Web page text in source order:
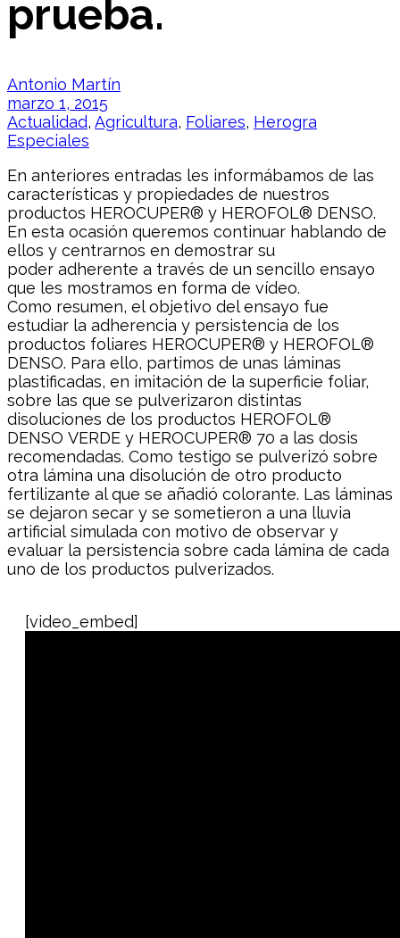
prueba.
Antonio Martín
marzo 1, 2015
Actualidad, Agricultura, Foliares, Herogra
Especiales
En anteriores entradas les informábamos de las
características y propiedades de nuestros
productos HEROCUPER® y HEROFOL® DENSO.
En esta ocasión queremos continuar hablando de
ellos y centrarnos en demostrar su
poder adherente a través de un sencillo ensayo
que les mostramos en forma de vídeo.
Como resumen, el objetivo del ensayo fue
estudiar la adherencia y persistencia de los
productos foliares HEROCUPER® y HEROFOL®
DENSO. Para ello, partimos de unas láminas
plastificadas, en imitación de la superficie foliar,
sobre las que se pulverizaron distintas
disoluciones de los productos HEROFOL®
DENSO VERDE y HEROCUPER® 70 a las dosis
recomendadas. Como testigo se pulverizó sobre
otra lámina una disolución de otro producto
fertilizante al que se añadió colorante. Las láminas
se dejaron secar y se sometieron a una lluvia
artificial simulada con motivo de observar y
evaluar la persistencia sobre cada lámina de cada
uno de los productos pulverizados.
[video_embed]